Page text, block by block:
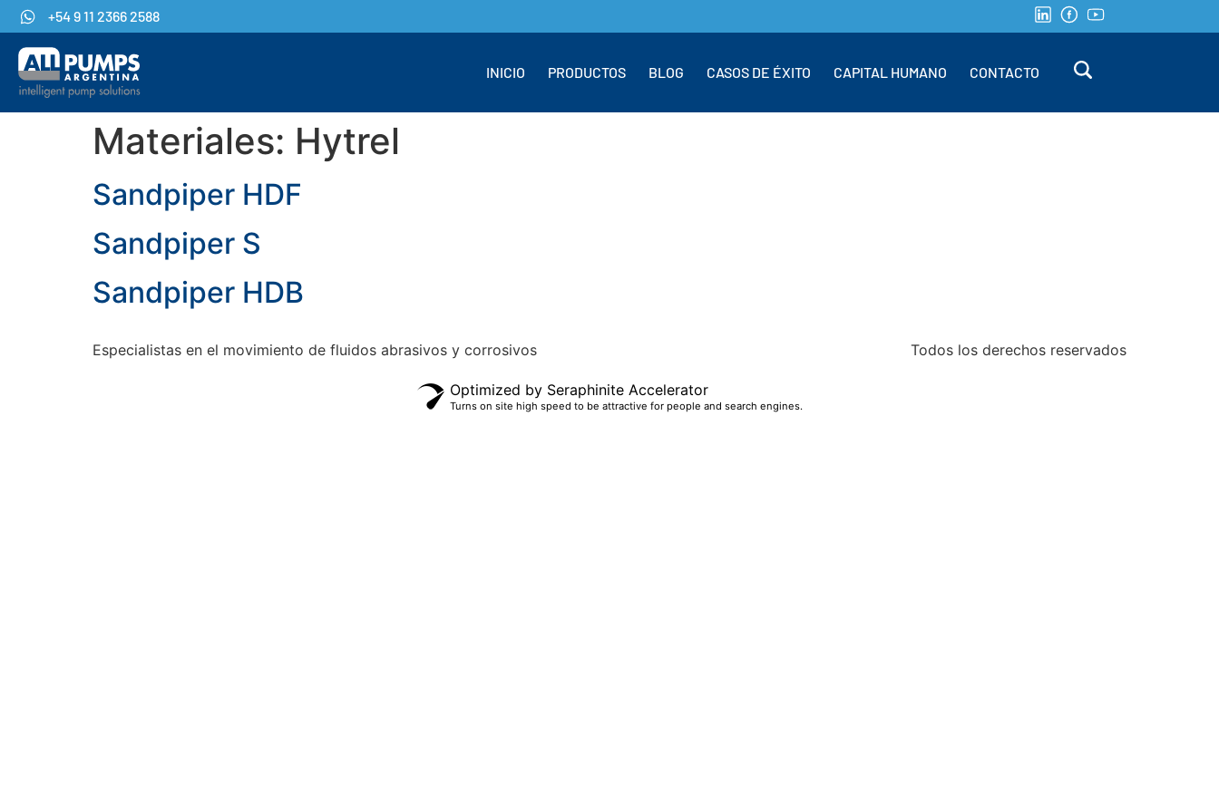
+54 9 11 2366 2588
INICIO PRODUCTOS BLOG CASOS DE ÉXITO CAPITAL HUMANO CONTACTO
Materiales: Hytrel
Sandpiper HDF
Sandpiper S
Sandpiper HDB
Especialistas en el movimiento de fluidos abrasivos y corrosivos Todos los derechos reservados
Optimized by Seraphinite Accelerator
Turns on site high speed to be attractive for people and search engines.